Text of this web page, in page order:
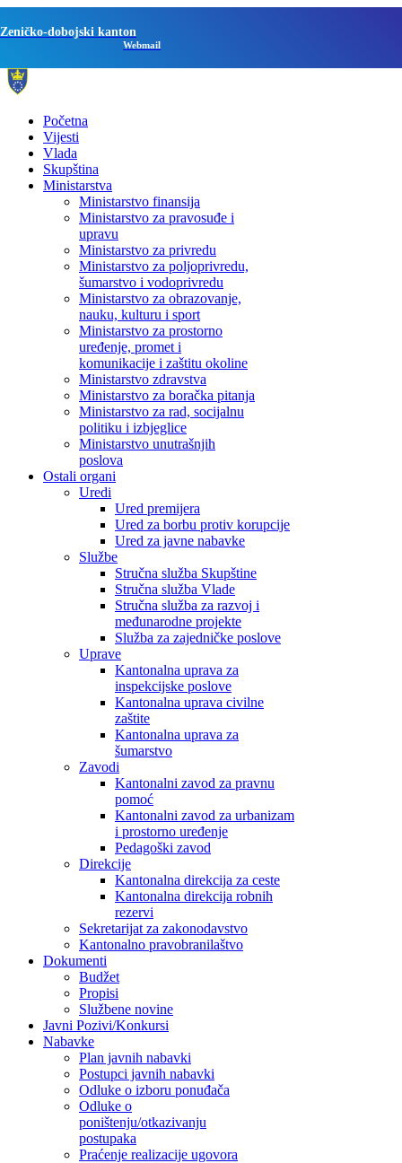
Zeničko-dobojski kanton
Webmail
Početna
Vijesti
Vlada
Skupština
Ministarstva
Ministarstvo finansija
Ministarstvo za pravosuđe i
upravu
Ministarstvo za privredu
Ministarstvo za poljoprivredu,
šumarstvo i vodoprivredu
Ministarstvo za obrazovanje,
nauku, kulturu i sport
Ministarstvo za prostorno
uređenje, promet i
komunikacije i zaštitu okoline
Ministarstvo zdravstva
Ministarstvo za boračka pitanja
Ministarstvo za rad, socijalnu
politiku i izbjeglice
Ministarstvo unutrašnjih
poslova
Ostali organi
Uredi
Ured premijera
Ured za borbu protiv korupcije
Ured za javne nabavke
Službe
Stručna služba Skupštine
Stručna služba Vlade
Stručna služba za razvoj i
međunarodne projekte
Služba za zajedničke poslove
Uprave
Kantonalna uprava za
inspekcijske poslove
Kantonalna uprava civilne
zaštite
Kantonalna uprava za
šumarstvo
Zavodi
Kantonalni zavod za pravnu
pomoć
Kantonalni zavod za urbanizam
i prostorno uređenje
Pedagoški zavod
Direkcije
Kantonalna direkcija za ceste
Kantonalna direkcija robnih
rezervi
Sekretarijat za zakonodavstvo
Kantonalno pravobranilaštvo
Dokumenti
Budžet
Propisi
Službene novine
Javni Pozivi/Konkursi
Nabavke
Plan javnih nabavki
Postupci javnih nabavki
Odluke o izboru ponuđača
Odluke o
poništenju/otkazivanju
postupaka
Praćenje realizacije ugovora